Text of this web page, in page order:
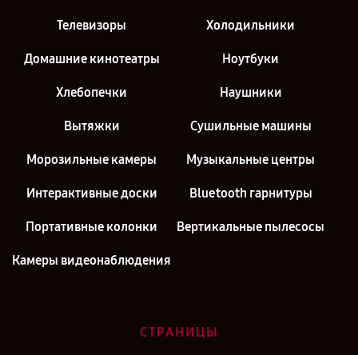
Телевизоры Холодильники
Домашние кинотеатры Ноутбуки
Хлебопечки Наушники
Вытяжки Сушильные машины
Морозильные камеры Музыкальные центры
Интерактивные доски Bluetooth гарнитуры
Портативные колонки Вертикальные пылесосы
Камеры видеонаблюдения
СТРАНИЦЫ